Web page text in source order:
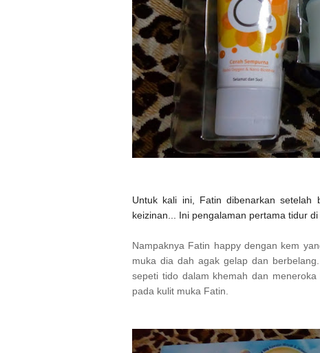
Untuk kali ini, Fatin dibenarkan setelah
keizinan... Ini pengalaman pertama tidur
Nampaknya Fatin happy dengan kem
muka dia dah agak gelap dan
sepeti tido dalam khemah dan
pada kulit muka Fatin.